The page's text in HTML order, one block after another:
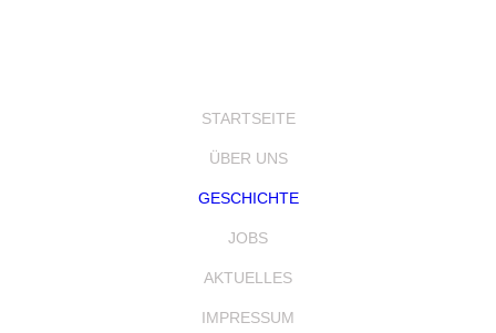
STARTSEITE
ÜBER UNS
GESCHICHTE
JOBS
AKTUELLES
IMPRESSUM